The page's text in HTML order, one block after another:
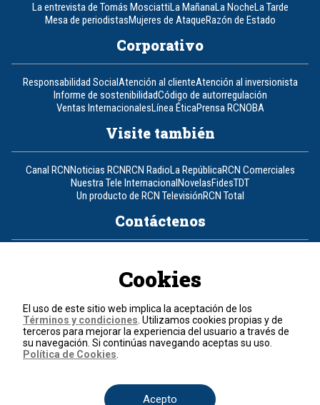
La entrevista de Tomás MosciattiLa MañanaLa NocheLa Tarde
Mesa de periodistasMujeres de AtaqueRazón de Estado
Corporativo
Responsabilidad SocialAtención al clienteAtención al inversionista
Informe de sostenibilidadCódigo de autorregulación
Ventas InternacionalesLínea ÉticaPrensa RCNOBA
Visite también
Canal RCNNoticias RCNRCN RadioLa RepúblicaRCN Comerciales
Nuestra Tele InternacionalNovelasFidesTDT
Un producto de RCN TelevisiónRCN Total
Contáctenos
Política de cookies
Términos y condiciones
© 2026, RCN Medios.
Todos los derechos reservados.
Cookies
El uso de este sitio web implica la aceptación de los
Términos y condiciones . Utilizamos cookies propias y de
terceros para mejorar la experiencia del usuario a través de
su navegación. Si continúas navegando aceptas su uso.
Política de Cookies
Acepto